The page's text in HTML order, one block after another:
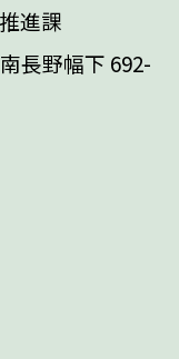
進課
長野幅下 692-